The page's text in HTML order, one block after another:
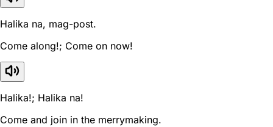
Halika na, mag-post.
Come along!; Come on now!
Halika!; Halika na!
Come and join in the merrymaking.